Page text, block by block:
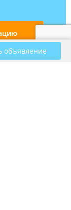
объявление